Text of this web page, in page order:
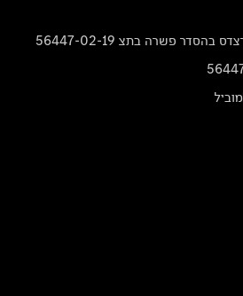
פשרה בתצ 56447-02-19